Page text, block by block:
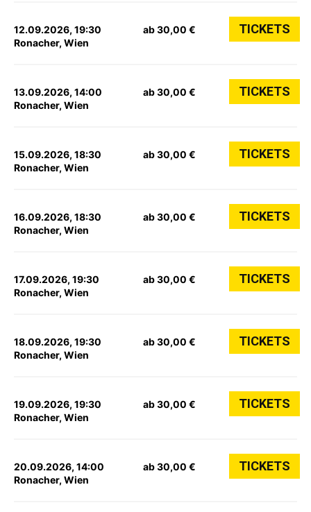
12.09.2026, 19:30
Ronacher, Wien
ab 30,00 € TICKETS
13.09.2026, 14:00
Ronacher, Wien
ab 30,00 € TICKETS
15.09.2026, 18:30
Ronacher, Wien
ab 30,00 € TICKETS
16.09.2026, 18:30
Ronacher, Wien
ab 30,00 € TICKETS
17.09.2026, 19:30
Ronacher, Wien
ab 30,00 € TICKETS
18.09.2026, 19:30
Ronacher, Wien
ab 30,00 € TICKETS
19.09.2026, 19:30
Ronacher, Wien
ab 30,00 € TICKETS
20.09.2026, 14:00
Ronacher, Wien
ab 30,00 € TICKETS